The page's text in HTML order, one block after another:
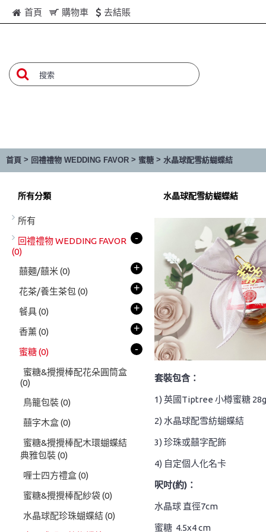
首頁 購物車 去結賬
首頁 > 回禮禮物 WEDDING FAVOR > 蜜糖 > 水晶球配雪紡蝴蝶結
所有分類
所有
回禮禮物 WEDDING FAVOR
(0)
-
囍麵/囍米 (0) +
花茶/養生茶包(0) +
餐具(0) +
香薰 (0) +
蜜糖(0) -
蜜糖&攪攪棒配花朵圓筒盒
(0)
鳥籠包裝(0)
囍字木盒(0)
蜜糖&攪攪棒配木環蝴蝶結
典雅包裝(0)
喱士四方禮盒(0)
蜜糖&攪攪棒配紗袋(0)
水晶球配珍珠蝴蝶結(0)
水晶球配雪紡蝴蝶結
套裝包含：
1) 英國Tiptree 小樽蜜糖 28g
2) 水晶球配雪紡蝴蝶結
3) 珍珠或囍字配飾
4) 自定個人化名卡
呎吋(約)：
水晶球 直徑7cm
蜜糖 4.5x4 cm